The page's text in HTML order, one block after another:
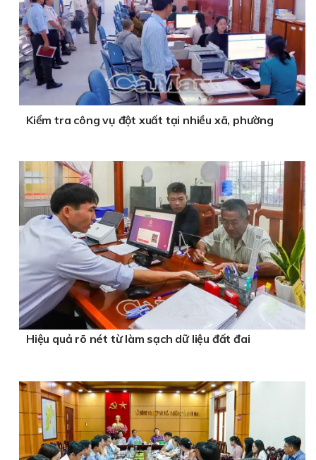
Kiểm tra công vụ đột xuất tại nhiều xã, phường
Hiệu quả rõ nét từ làm sạch dữ liệu đất đai